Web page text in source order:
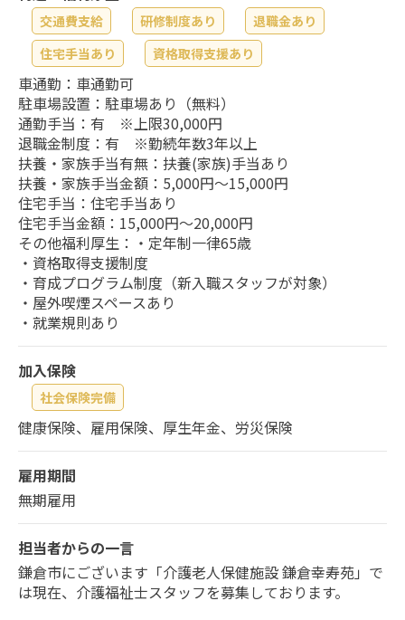
交通費支給 研修制度あり
退職金あり
住宅手当あり
資格取得支援あり
車通勤：車通勤可
駐車場設置：駐車場あり（無料）
通勤手当：有 ※上限30,000円
退職金制度：有 ※勤続年数3年以上
扶養・家族手当有無：扶養(家族)手当あり
扶養・家族手当金額：5,000円～15,000円
住宅手当：住宅手当あり
住宅手当金額：15,000円～20,000円
その他福利厚生：・定年制一律65歳
・資格取得支援制度
・育成プログラム制度（新入職スタッフが対象）
・屋外喫煙スペースあり
・就業規則あり
加入保険
社会保険完備
健康保険、雇用保険、厚生年金、労災保険
雇用期間
無期雇用
担当者からの一言
鎌倉市にございます「介護老人保健施設 鎌倉幸寿苑」で
は現在、介護福祉士スタッフを募集しております。